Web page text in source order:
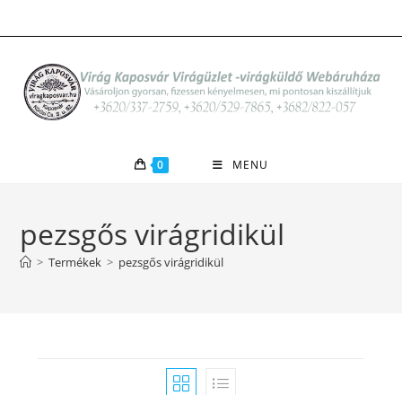
to
0 MENU
pezsgős virágridikül
> Termékek > pezsgős virágridikül